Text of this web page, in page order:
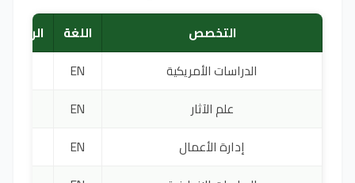
التخصص اللغة
الدراسات الأمريكية
EN
علم الآثار
EN
إدارة الأعمال
EN